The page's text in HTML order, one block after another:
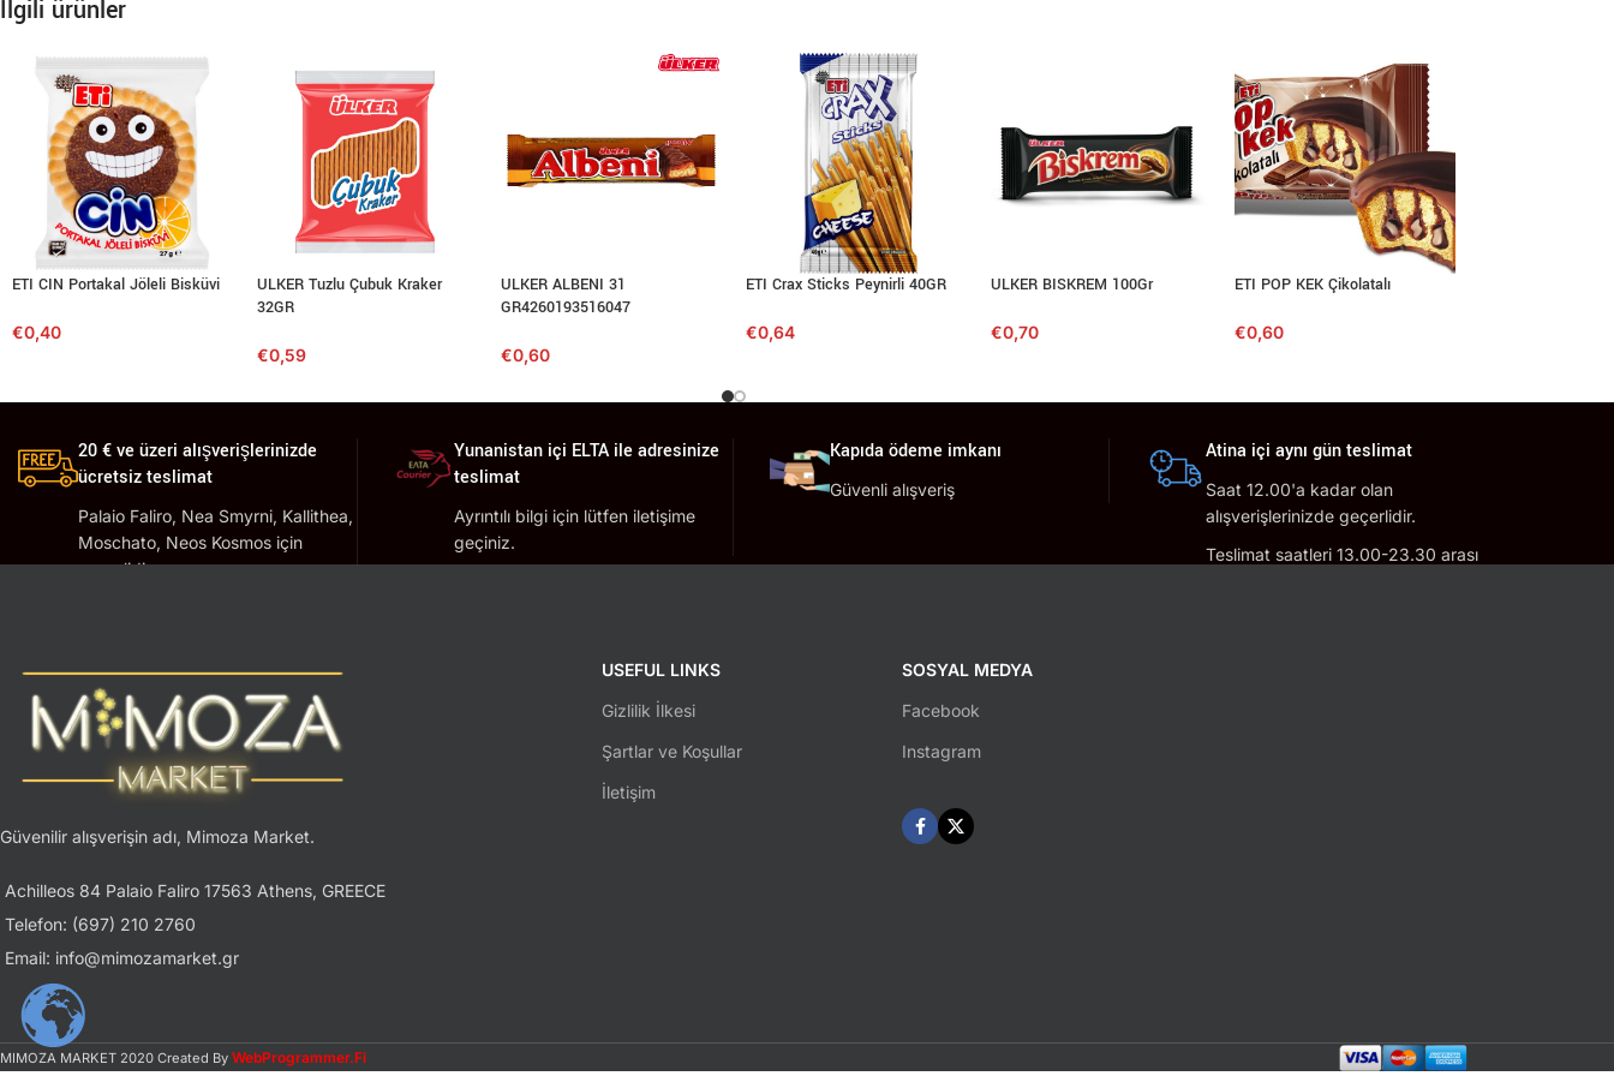
İlgili ürünler
ETI CIN Portakal Jöleli Bisküvi
€0,40
ULKER Tuzlu Çubuk Kraker
32GR
€0,59
ULKER ALBENI 31
GR4260193516047
€0,60
ETI Crax Sticks Peynirli 40GR
€0,64
ULKER BISKREM 100Gr
€0,70
ETI POP KEK Çikolatalı
€0,60
20 € ve üzeri alışverişlerinizde
ücretsiz teslimat
Palaio Faliro, Nea Smyrni, Kallithea,
Moschato, Neos Kosmos için
geçerlidir.
Yunanistan içi ELTA ile adresinize
teslimat
Ayrıntılı bilgi için lütfen iletişime
geçiniz.
Kapıda ödeme imkanı
Güvenli alışveriş
Atina içi aynı gün teslimat
Saat 12.00'a kadar olan
alışverişlerinizde geçerlidir.
Teslimat saatleri 13.00-23.30 arası
Güvenilir alışverişin adı, Mimoza Market.
Achilleos 84 Palaio Faliro 17563 Athens, GREECE
Telefon: (697) 210 2760
Email: info@mimozamarket.gr
USEFUL LINKS
Gizlilik İlkesi
Şartlar ve Koşullar
İletişim
SOSYAL MEDYA
Facebook
Instagram
MIMOZA MARKET 2020 Created By WebProgrammer.Fi